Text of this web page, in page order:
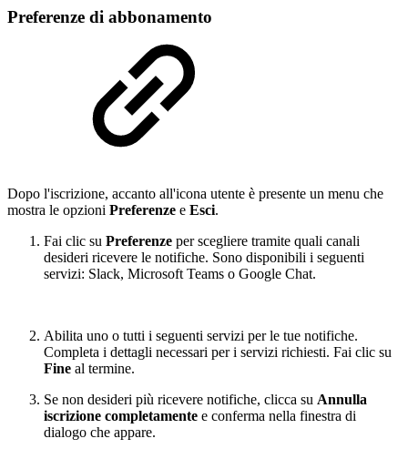
Preferenze di abbonamento
Dopo l'iscrizione, accanto all'icona utente è presente un menu che
mostra le opzioni Preferenze e Esci.
Fai clic su Preferenze per scegliere tramite quali canali
desideri ricevere le notifiche. Sono disponibili i seguenti
servizi: Slack, Microsoft Teams o Google Chat.
Abilita uno o tutti i seguenti servizi per le tue notifiche.
Completa i dettagli necessari per i servizi richiesti. Fai clic su
Fine al termine.
Se non desideri più ricevere notifiche, clicca su Annulla
iscrizione completamente e conferma nella finestra di
dialogo che appare.